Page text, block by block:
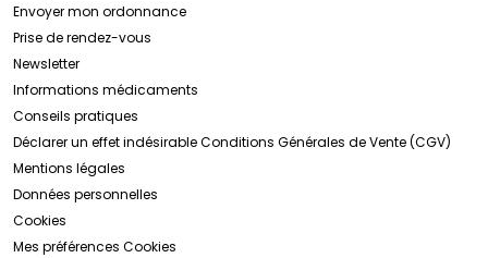
Envoyer mon ordonnance
Prise de rendez-vous
Newsletter
Informations médicaments
Conseils pratiques
Déclarer un effet indésirableConditions Générales de Vente (CGV)
Mentions légales
Données personnelles
Cookies
Mes préférences Cookies